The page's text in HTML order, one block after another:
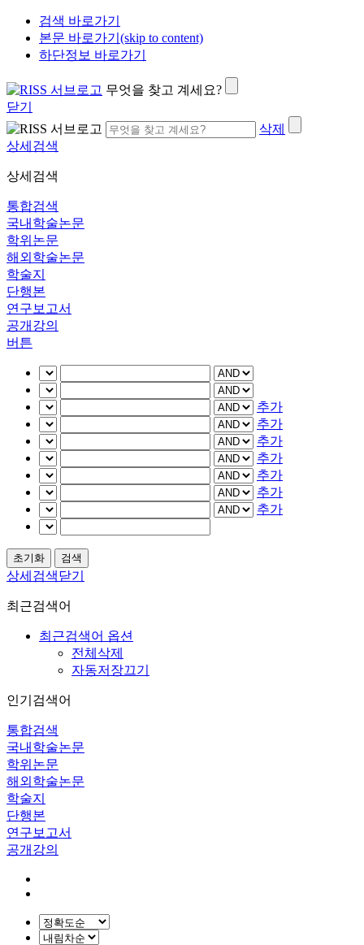
검색 바로가기
본문 바로가기(skip to content)
하단정보 바로가기
무엇을 찾고 계세요?
닫기
삭제
상세검색
상세검색
통합검색
국내학술논문
학위논문
해외학술논문
학술지
단행본
연구보고서
공개강의
버튼
추가
추가
추가
추가
추가
추가
추가
상세검색닫기
최근검색어
최근검색어 옵션
전체삭제
자동저장끄기
인기검색어
통합검색
국내학술논문
학위논문
해외학술논문
학술지
단행본
연구보고서
공개강의